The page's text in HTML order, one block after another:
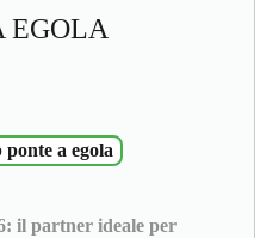
EGOLA
ponte a egola
il partner ideale per